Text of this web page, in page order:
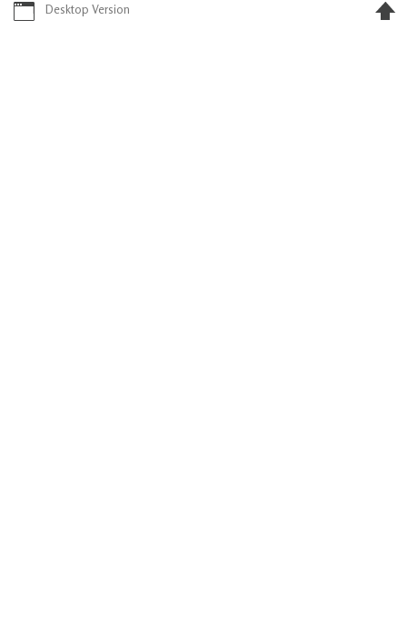
Desktop Version